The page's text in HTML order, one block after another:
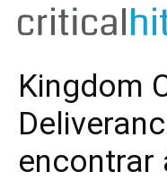
Kingdom
encontrar